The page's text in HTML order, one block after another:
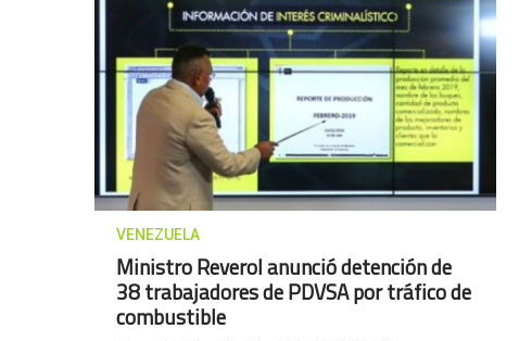
VENEZUELA
Ministro Reverol anunció detención de
38 trabajadores de PDVSA por tráfico de
combustible